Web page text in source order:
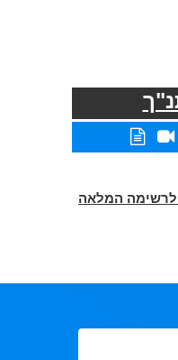
לרשימה המלאה